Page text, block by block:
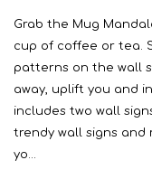
Grab the Mug
cup of coffee or tea.
patterns on the wall
away, uplift you and
includes two wall
trendy wall signs and
yo...